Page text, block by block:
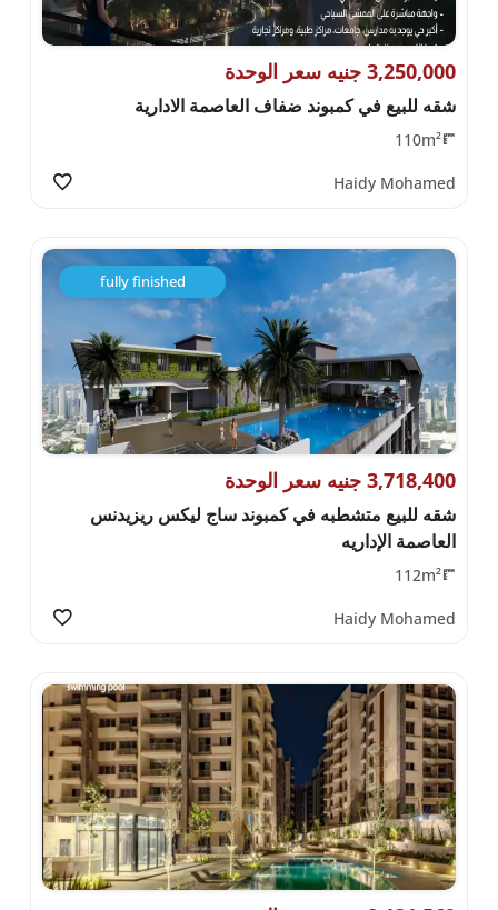
3,250,000 جنيه سعر الوحدة
شقه للبيع في كمبوند ضفاف العاصمة الادارية
110m²
Haidy Mohamed
fully finished
3,718,400 جنيه سعر الوحدة
شقه للبيع متشطبه في كمبوند ساج ليكس ريزيدنس
العاصمة الإداريه
112m²
Haidy Mohamed